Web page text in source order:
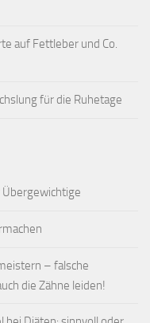
auf Fettleber und Co.
für die Ruhetage
– falsche
die Zähne leiden!